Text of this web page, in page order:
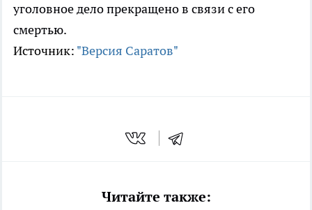
уголовное дело прекращено в связи с его
смертью.
Источник: "Версия Саратов"
Читайте также: